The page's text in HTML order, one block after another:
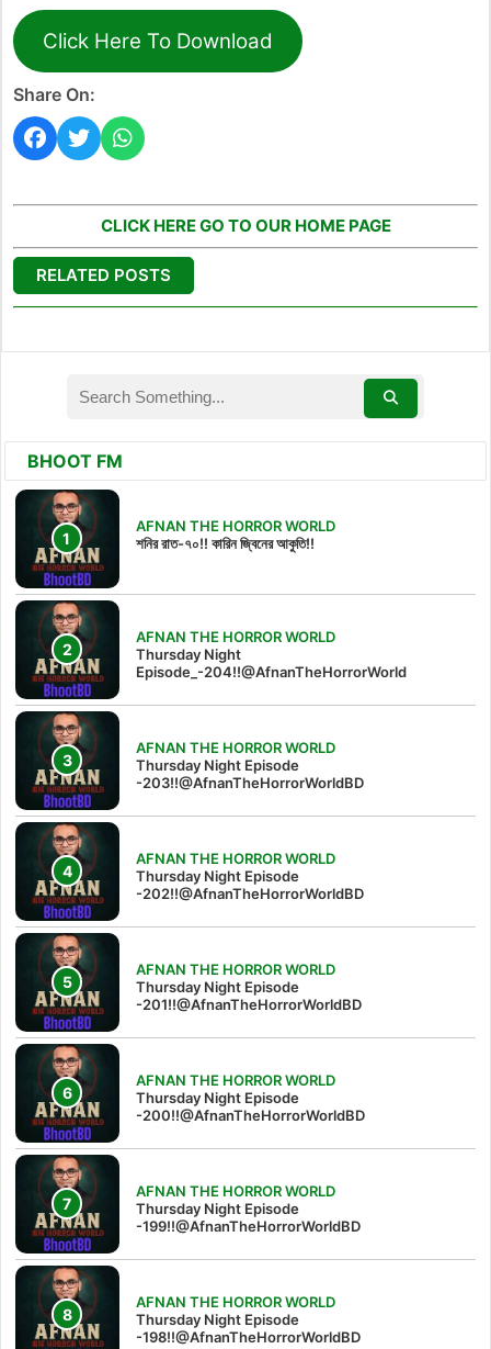
Click Here To Download
Share On:
CLICK HERE GO TO OUR HOME PAGE
RELATED POSTS
BHOOT FM
AFNAN THE HORROR WORLD
শনির রাত-৭০!! কারিন জ্বিনের আকুতি!!
AFNAN THE HORROR WORLD
Thursday Night
Episode_-204!!@AfnanTheHorrorWorld
AFNAN THE HORROR WORLD
Thursday Night Episode
-203!!@AfnanTheHorrorWorldBD
AFNAN THE HORROR WORLD
Thursday Night Episode
-202!!@AfnanTheHorrorWorldBD
AFNAN THE HORROR WORLD
Thursday Night Episode
-201!!@AfnanTheHorrorWorldBD
AFNAN THE HORROR WORLD
Thursday Night Episode
-200!!@AfnanTheHorrorWorldBD
AFNAN THE HORROR WORLD
Thursday Night Episode
-199!!@AfnanTheHorrorWorldBD
AFNAN THE HORROR WORLD
Thursday Night Episode
-198!!@AfnanTheHorrorWorldBD